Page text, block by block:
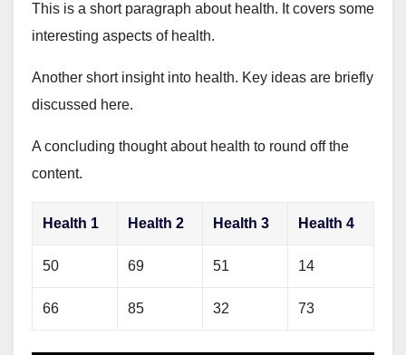
This is a short paragraph about health. It covers some
interesting aspects of health.
Another short insight into health. Key ideas are briefly
discussed here.
A concluding thought about health to round off the
content.
Health 1 Health 2 Health 3 Health 4
50 69 51 14
66 85 32 73